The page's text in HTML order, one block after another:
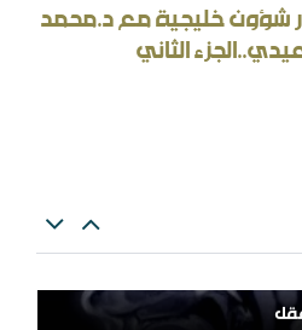
إلهامي وأحمد الريسوني
شؤون خليجية مع د.محمد
الثاني